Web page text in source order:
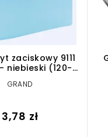
zaciskowy 9111
niebieski (120-
GRAND
3,78 zł